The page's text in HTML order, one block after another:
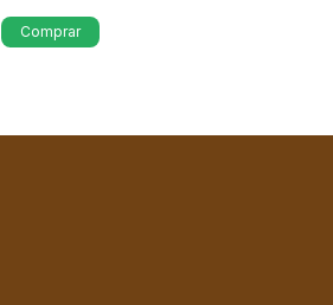
Comprar